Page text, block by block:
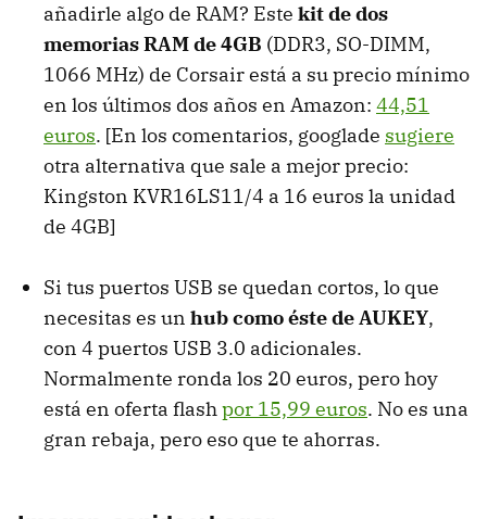
añadirle algo de RAM? Este kit de dos
memorias RAM de 4GB (DDR3, SO-DIMM,
1066 MHz) de Corsair está a su precio mínimo
en los últimos dos años en Amazon: 44,51
euros. [En los comentarios, googlade sugiere
otra alternativa que sale a mejor precio:
Kingston KVR16LS11/4 a 16 euros la unidad
de 4GB]
Si tus puertos USB se quedan cortos, lo que
necesitas es un hub como éste de AUKEY,
con 4 puertos USB 3.0 adicionales.
Normalmente ronda los 20 euros, pero hoy
está en oferta flashpor 15,99 euros. No es una
gran rebaja, pero eso que te ahorras.